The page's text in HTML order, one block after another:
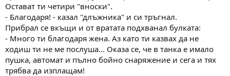
Остават ти четири "вноски".
- Благодаря! - казал "длъжника" и си тръгнал.
Прибрал се вкъщи и от вратата подхванал булката:
- Много ти благодаря жена. Аз като ти казвах да не
ходиш ти не ме послуша... Оказа се, че в танка е имало
пушка, автомат и пълно бойно снаряжение и сега и тях
трябва да изплащам!